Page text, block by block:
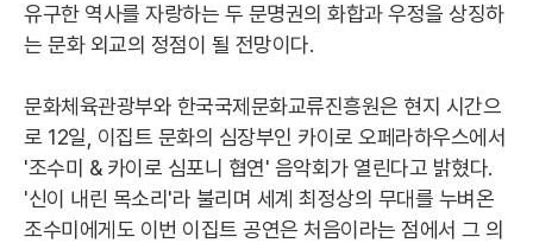
유구한 역사를 자랑하는 두 문명권의 화합과 우정을 상징하
는 문화 외교의 정점이 될 전망이다.
문화체육관광부와 한국국제문화교류진흥원은 현지 시간으
로 12일, 이집트 문화의 심장부인 카이로 오페라하우스에서
'조수미 & 카이로 심포니 협연' 음악회가 열린다고 밝혔다.
'신이 내린 목소리'라 불리며 세계 최정상의 무대를 누벼온
조수미에게도 이번 이집트 공연은 처음이라는 점에서 그 의